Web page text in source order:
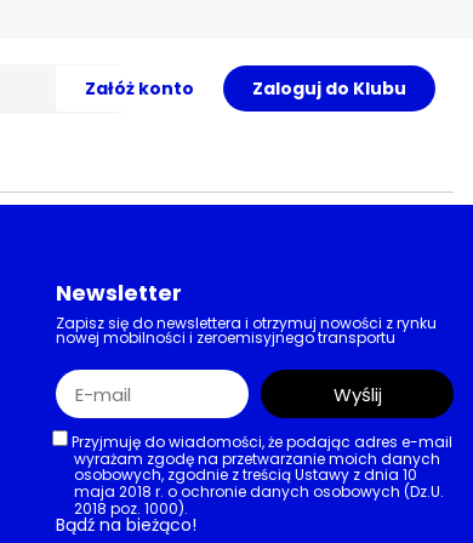
Załóż konto Zaloguj do Klubu
Newsletter
Zapisz się do newslettera i otrzymuj nowości z rynku
nowej mobilności i zeroemisyjnego transportu
Przyjmuję do wiadomości, że podając adres e-mail
wyrażam zgodę na przetwarzanie moich danych
osobowych, zgodnie z treścią Ustawy z dnia 10
maja 2018 r. o ochronie danych osobowych (Dz.U.
2018 poz. 1000).
Wyślij
Bądź na bieżąco!